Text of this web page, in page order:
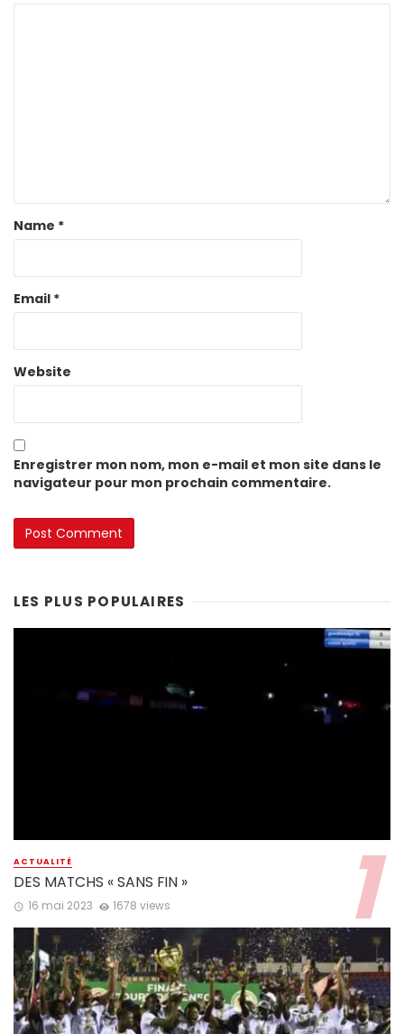
Name *
Email *
Website
Enregistrer mon nom, mon e-mail et mon site dans le
navigateur pour mon prochain commentaire.
LES PLUS POPULAIRES
ACTUALITÉ
DES MATCHS « SANS FIN »
16 mai 2023 1678 views